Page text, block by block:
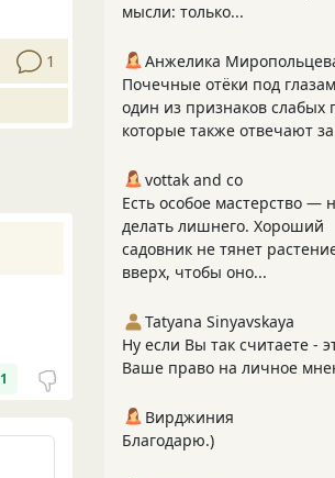
1
1
мысли: только...
Анжелика
Почечные отёки под
один из признаков слабых
которые также отвечают за
vottak and co
Есть особое мастерство —
делать лишнего. Хороший
садовник не тянет
вверх, чтобы оно...
Tatyana Sinyavskaya
Ну если Вы так считаете -
Ваше право на личное
Вирджиния
Благодарю.)